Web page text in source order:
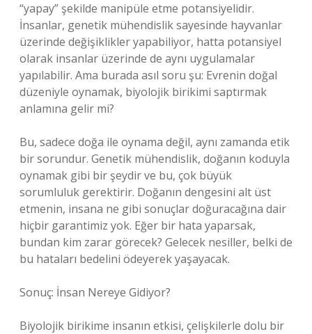
“yapay” şekilde manipüle etme potansiyelidir.
İnsanlar, genetik mühendislik sayesinde hayvanlar
üzerinde değişiklikler yapabiliyor, hatta potansiyel
olarak insanlar üzerinde de aynı uygulamalar
yapılabilir. Ama burada asıl soru şu: Evrenin doğal
düzeniyle oynamak, biyolojik birikimi saptırmak
anlamına gelir mi?
Bu, sadece doğa ile oynama değil, aynı zamanda etik
bir sorundur. Genetik mühendislik, doğanın koduyla
oynamak gibi bir şeydir ve bu, çok büyük
sorumluluk gerektirir. Doğanın dengesini alt üst
etmenin, insana ne gibi sonuçlar doğuracağına dair
hiçbir garantimiz yok. Eğer bir hata yaparsak,
bundan kim zarar görecek? Gelecek nesiller, belki de
bu hataları bedelini ödeyerek yaşayacak.
Sonuç: İnsan Nereye Gidiyor?
Biyolojik birikime insanın etkisi, çelişkilerle dolu bir